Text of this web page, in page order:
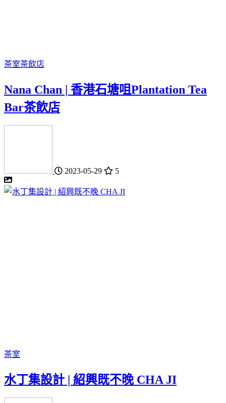
茶室茶飲店
Nana Chan | 香港石塘咀Plantation Tea
Bar茶飲店
2023-05-29 5
茶室
水丁集設計 | 紹興既不晚 CHA JI